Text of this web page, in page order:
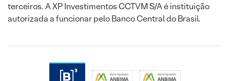
terceiros. A XP Investimentos CCTVM S/A é instituição
autorizada a funcionar pelo Banco Central do Brasil.